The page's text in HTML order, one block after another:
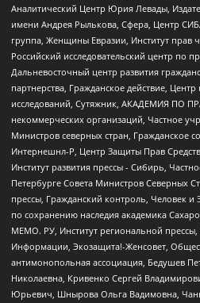
Аналитический Центр Юрия Левады,
имени Андрея Рылькова, Сфера, Центр
группа, Женщины Евразии, Институт прав
Российский исследовательский центр по
Дальневосточный центр развития
партнерства, Гражданское действие,
исследований, Сутяжник, АКАДЕМИЯ ПО
некоммерческих организаций, Частное
Министров северных стран, Гражданское
Интернешнл-Р, Центр Защиты Прав
Институт развития прессы - Сибирь,
Петербурге Совета Министров Северных
прессы, Гражданский контроль, Человек
по сохранению наследия академика
МЕМО. РУ, Институт региональной прессы,
Информации, Экозащита!-Женсовет,
антимонопольная ассоциация, Бедушев
Николаевна, Кривенко Сергей
Юрьевич, Шнырова Ольга Вадимовна,